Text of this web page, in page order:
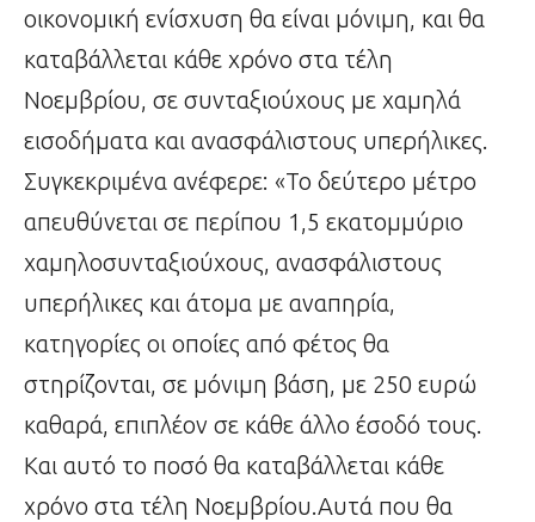
οικονομική ενίσχυση θα είναι μόνιμη, και θα
καταβάλλεται κάθε χρόνο στα τέλη
Νοεμβρίου, σε συνταξιούχους με χαμηλά
εισοδήματα και ανασφάλιστους υπερήλικες.
Συγκεκριμένα ανέφερε: «Το δεύτερο μέτρο
απευθύνεται σε περίπου 1,5 εκατομμύριο
χαμηλοσυνταξιούχους, ανασφάλιστους
υπερήλικες και άτομα με αναπηρία,
κατηγορίες οι οποίες από φέτος θα
στηρίζονται, σε μόνιμη βάση, με 250 ευρώ
καθαρά, επιπλέον σε κάθε άλλο έσοδό τους.
Και αυτό το ποσό θα καταβάλλεται κάθε
χρόνο στα τέλη Νοεμβρίου.Αυτά που θα